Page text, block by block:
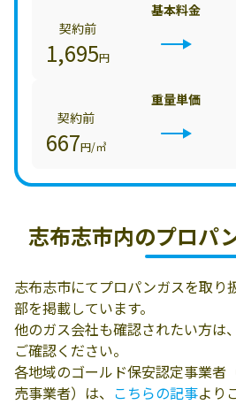
基本料金
契約前
1,695円
重量単価
契約前
667円/㎥
志布志市内のプロパ
志布志市にてプロパンガスを取り
部を掲載しています。
他のガス会社も確認されたい方は、
ご確認ください。
各地域のゴールド保安認定事業者
売事業者）は、 こちらの記事より